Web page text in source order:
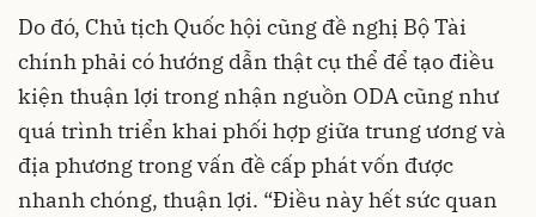
Do đó, Chủ tịch Quốc hội cũng đề nghị Bộ Tài
chính phải có hướng dẫn thật cụ thể để tạo điều
kiện thuận lợi trong nhận nguồn ODA cũng như
quá trình triển khai phối hợp giữa trung ương và
địa phương trong vấn đề cấp phát vốn được
nhanh chóng, thuận lợi. “Điều này hết sức quan